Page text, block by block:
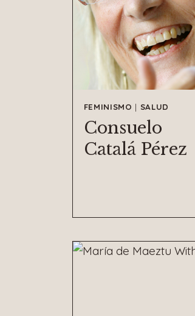
FEMINISMO | SALUD
Consuelo
Catalá Pérez